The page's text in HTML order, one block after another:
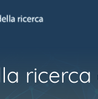
ricerca